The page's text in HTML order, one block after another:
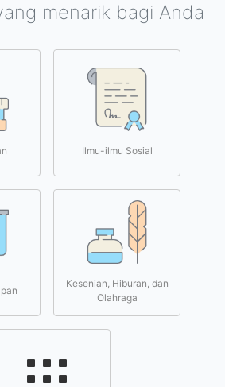
menarik bagi Anda
Ilmu-ilmu Sosial
Kesenian, Hiburan, dan
Olahraga